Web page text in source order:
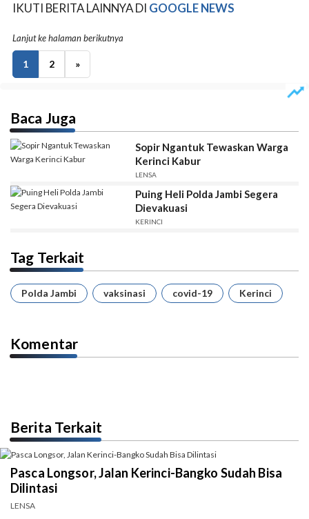
IKUTI BERITA LAINNYA DI GOOGLE NEWS
Lanjut ke halaman berikutnya
1 2 »
Baca Juga
Sopir Ngantuk Tewaskan Warga
Kerinci Kabur
LENSA
Puing Heli Polda Jambi Segera
Dievakuasi
KERINCI
Tag Terkait
Polda Jambi vaksinasi covid-19 Kerinci
Komentar
Berita Terkait
Pasca Longsor, Jalan Kerinci-Bangko Sudah Bisa
Dilintasi
LENSA